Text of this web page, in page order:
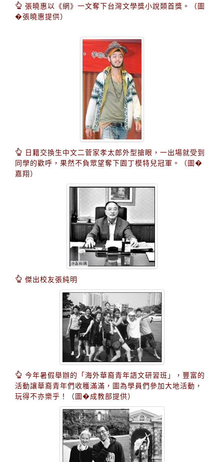
張曉惠以《網》一文奪下台灣文學獎小說類首獎。（圖
�張曉惠提供）
日籍交換生中文二菅家孝太郎外型搶眼，一出場就受到
同學的歡呼，果然不負眾望奪下園丁模特兒冠軍。（圖�
嘉翔）
傑出校友張純明
今年暑假舉辦的「海外華裔青年語文研習班」，豐富的
活動讓華裔青年們收穫滿滿，圖為學員們參加大地活動，
玩得不亦樂乎！（圖�成教部提供）